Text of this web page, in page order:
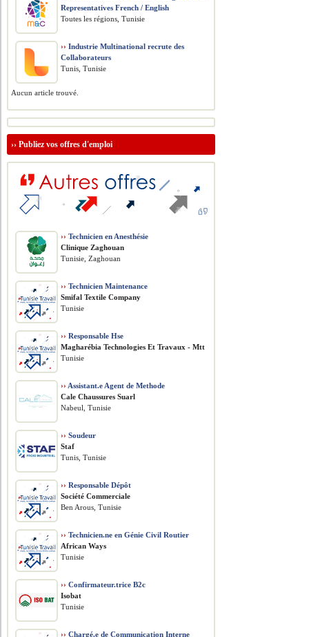
Representatives French / English
Toutes les régions, Tunisie
›› Industrie Multinational recrute des
Collaborateurs
Tunis, Tunisie
Aucun article trouvé.
››Publiez vos offres d'emploi
›› Technicien en Anesthésie
Clinique Zaghouan
Tunisie, Zaghouan
›› Technicien Maintenance
Smifal Textile Company
Tunisie
›› Responsable Hse
Magharébia Technologies Et Travaux - Mtt
Tunisie
›› Assistant.e Agent de Methode
Cale Chaussures Suarl
Nabeul, Tunisie
›› Soudeur
Staf
Tunis, Tunisie
›› Responsable Dépôt
Société Commerciale
Ben Arous, Tunisie
›› Technicien.ne en Génie Civil Routier
African Ways
Tunisie
›› Confirmateur.trice B2c
Isobat
Tunisie
›› Chargé.e de Communication Interne